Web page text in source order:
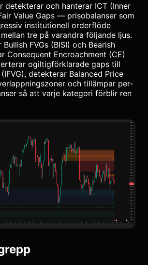
detekterar och hanterar ICT (Inner
Value Gaps — prisobalanser som
institutionell orderflöde
tre på varandra följande ljus.
FVGs (BISI) och Bearish
Consequent Encroachment (CE)
ogiltigförklarade gaps till
detekterar Balanced Price
och tillämpar per-
så att varje kategori förblir ren